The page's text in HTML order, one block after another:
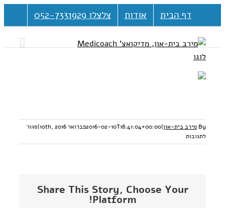
דף הבית אודות צלצלו 052-7331929
By מירב בית-און|
2016-02-10T18:41:04+00:00פברואר 10th, 2016 |סגור
לתגובותעל
1430310937093
Share This Story, Choose Your
Platform!